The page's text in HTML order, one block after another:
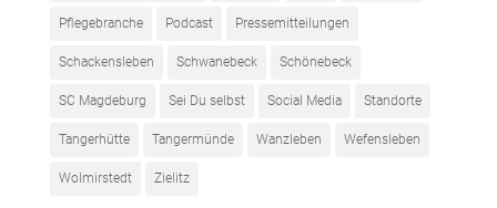
Pflegebranche Podcast Pressemitteilungen
Schackensleben Schwanebeck Schönebeck
SC Magdeburg Sei Du selbst Social Media Standorte
Tangerhütte Tangermünde Wanzleben Wefensleben
Wolmirstedt Zielitz